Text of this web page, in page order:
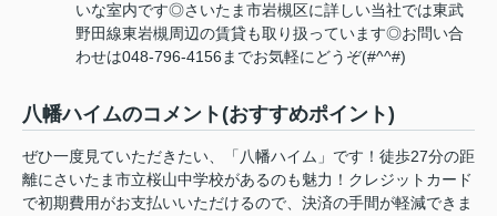
いな室内です◎さいたま市岩槻区に詳しい当社では東武
野田線東岩槻周辺の賃貸も取り扱っています◎お問い合
わせは048-796-4156までお気軽にどうぞ(#^^#)
八幡ハイムのコメント(おすすめポイント)
ぜひ一度見ていただきたい、「八幡ハイム」です！徒歩27分の距
離にさいたま市立桜山中学校があるのも魅力！クレジットカード
で初期費用がお支払いいただけるので、決済の手間が軽減できま